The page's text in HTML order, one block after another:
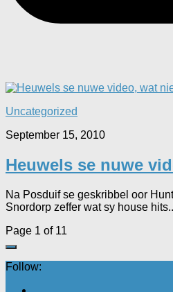
Uncategorized
September 15, 2010
Heuwels se nuwe
Na Posduif se geskribbel oor
Snordorp zeffer wat sy house
Page 1 of 11
Follow: